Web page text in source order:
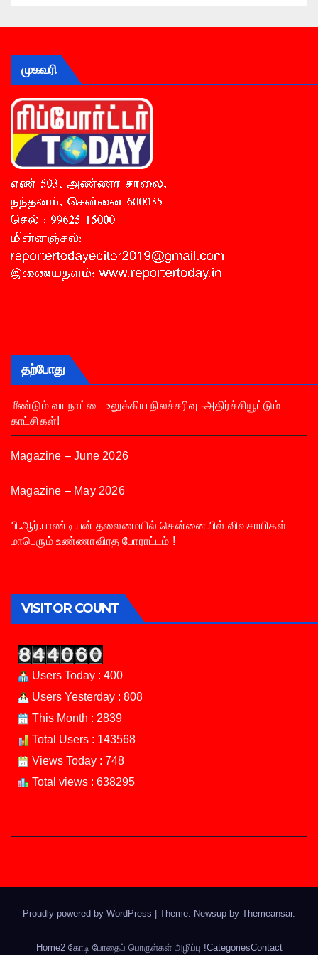
முகவரி
தற்போது
மீண்டும் வயநாட்டை உலுக்கிய நிலச்சரிவு -அதிர்ச்சியூட்டும்
காட்சிகள்!
Magazine – June 2026
Magazine – May 2026
பி.ஆர்.பாண்டியன் தலைமையில் சென்னையில் விவசாயிகள்
மாபெரும் உண்ணாவிரத போராட்டம் !
VISITOR COUNT
Users Today : 400
Users Yesterday : 808
This Month : 2839
Total Users : 143568
Views Today : 748
Total views : 638295
Proudly powered by WordPress Theme: Newsup by Themeansar.
Home2 கோடி போதைப் பொருள்கள் அழிப்பு !CategoriesContact